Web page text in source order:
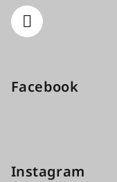
Facebook
Instagram